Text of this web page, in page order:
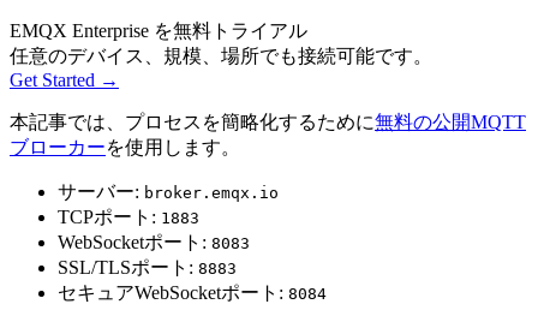
EMQX Enterprise を無料トライアル
任意のデバイス、規模、場所でも接続可能です。
Get Started →
本記事では、プロセスを簡略化するために無料の公開MQTT
ブローカーを使用します。
サーバー: broker.emqx.io
TCPポート: 1883
WebSocketポート: 8083
SSL/TLSポート: 8883
セキュアWebSocketポート: 8084